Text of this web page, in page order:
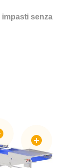
impasti senza